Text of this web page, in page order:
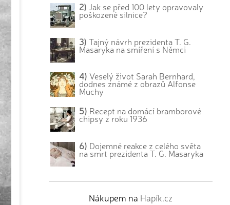
2) Jak se před 100 lety opravovaly
poškozené silnice?
3) Tajný návrh prezidenta T. G.
Masaryka na smíření s Němci
4) Veselý život Sarah Bernhard,
dodnes známé z obrazů Alfonse
Muchy
5) Recept na domácí bramborové
chipsy z roku 1936
6) Dojemné reakce z celého světa
na smrt prezidenta T. G. Masaryka
Nákupem na Hapík.cz